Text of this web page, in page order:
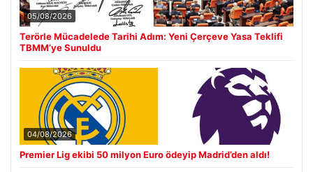
05/08/2026
Terörle Mücadelede Tarihi Adım: Yeni Çerçeve Yasa Teklifi
TBMM’ye Sunuldu
04/08/2026
Premier Lig ekibi 50 milyon Euro ödeyip Madrid’den aldı!